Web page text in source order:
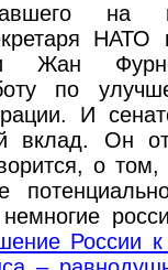
на
НАТО
Жан
по
И
вклад. Он
о
России